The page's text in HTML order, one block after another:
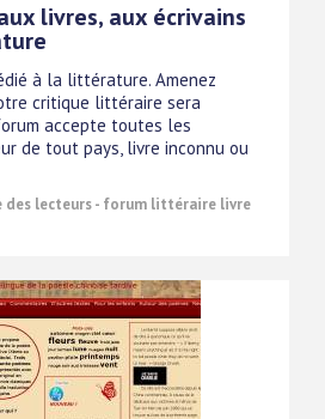
livres, aux écrivains
à la littérature. Amenez
critique littéraire sera
accepte toutes les
de tout pays, livre inconnu ou
des lecteurs - forum littéraire livre